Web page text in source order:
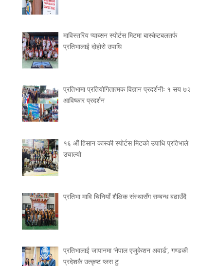
माविस्तरिय प्याब्सन स्पोर्टस मिटमा बास्केटबलतर्फ
प्रतिभालाई दोहोरो उपाधि
प्रतिभामा प्रतियोगितात्मक विज्ञान प्रदर्शनीः १ सय ७२
आविष्कार प्रदर्शन
१६ औं हिसान कास्की स्पोर्टस मिटको उपाधि प्रतिभाले
उचाल्यो
प्रतिभा मावि चिनियाँ शैक्षिक संस्थासँग सम्बन्ध बढाउँदै
प्रतिभालाई जापानमा ‘नेपाल एजुकेशन अवार्ड’, गण्डकी
प्रदेशकै उत्कृष्ट प्लस टु